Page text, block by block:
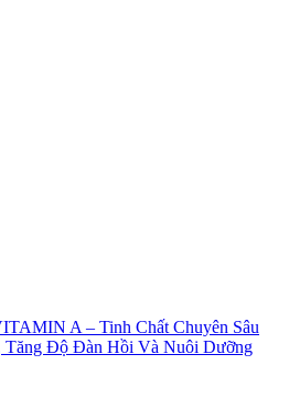
A – Tinh Chất Chuyên Sâu
Tăng Độ Đàn Hồi Và Nuôi Dưỡng